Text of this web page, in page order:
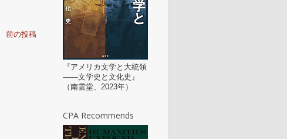
前の投稿
『アメリカ文学と大統領
——文学史と文化史』
（南雲堂、2023年）
CPA Recommends